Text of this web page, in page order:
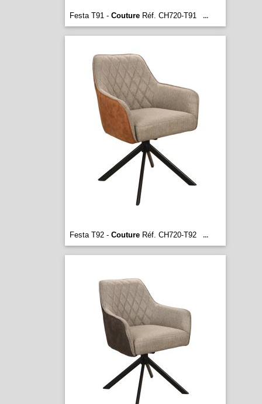
Festa T91 - CoutureRéf. CH720-T91 ...
Festa T92 - CoutureRéf. CH720-T92 ...